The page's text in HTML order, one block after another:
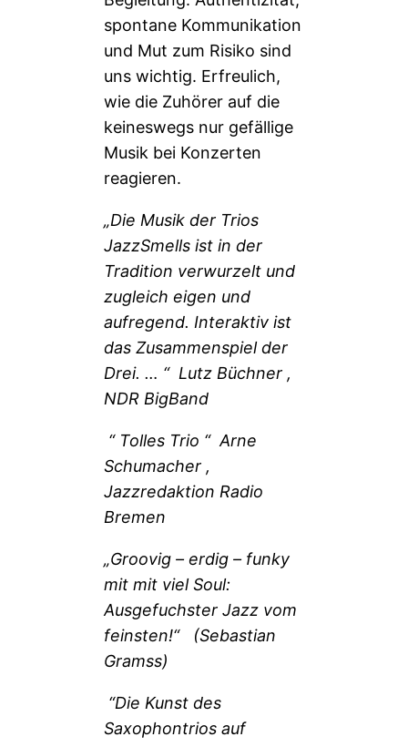
spontane Kommunikation
und Mut zum Risiko sind
uns wichtig. Erfreulich,
wie die Zuhörer auf die
keineswegs nur gefällige
Musik bei Konzerten
reagieren.
„Die Musik der Trios
JazzSmells ist in der
Tradition verwurzelt und
zugleich eigen und
aufregend. Interaktiv ist
das Zusammenspiel der
Drei. … “ Lutz Büchner ,
NDR BigBand
“ Tolles Trio “ Arne
Schumacher ,
Jazzredaktion Radio
Bremen
„Groovig – erdig – funky
mit mit viel Soul:
Ausgefuchster Jazz vom
feinsten!“ (Sebastian
Gramss)
“Die Kunst des
Saxophontrios auf